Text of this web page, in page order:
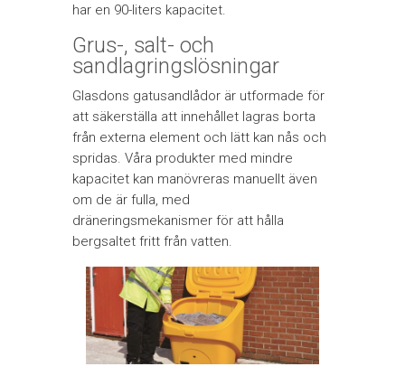
har en 90-liters kapacitet.
Grus-, salt- och
sandlagringslösningar
Glasdons gatusandlådor är utformade för
att säkerställa att innehållet lagras borta
från externa element och lätt kan nås och
spridas. Våra produkter med mindre
kapacitet kan manövreras manuellt även
om de är fulla, med
dräneringsmekanismer för att hålla
bergsaltet fritt från vatten.